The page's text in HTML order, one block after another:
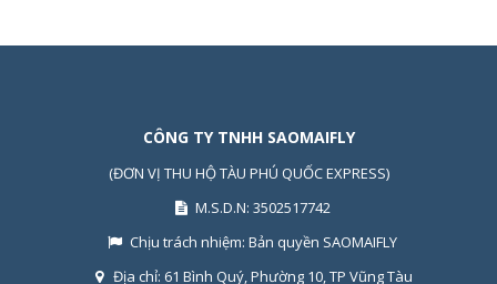
CÔNG TY TNHH SAOMAIFLY
(ĐƠN VỊ THU HỘ TÀU PHÚ QUỐC EXPRESS)
M.S.D.N: 3502517742
Chịu trách nhiệm: Bản quyền SAOMAIFLY
Địa chỉ: 61 Bình Quý, Phường 10, TP Vũng Tàu